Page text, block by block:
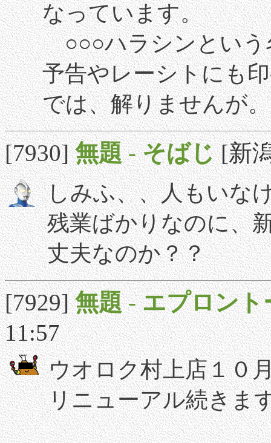
なっています。
○○○ハラシンという
予告やレーシトにも
では、解りませんが。
[7930]無題-そばじ [新
しみふ、、人もいな
残業ばかりなのに、
丈夫なのか？？
[7929]無題-エプロント
11:57
ウオロク村上店１０
リニューアル続きま